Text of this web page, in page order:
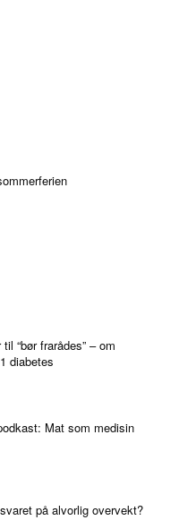
“bør frarådes” – om
diabetes
Mat som medisin
på alvorlig overvekt?